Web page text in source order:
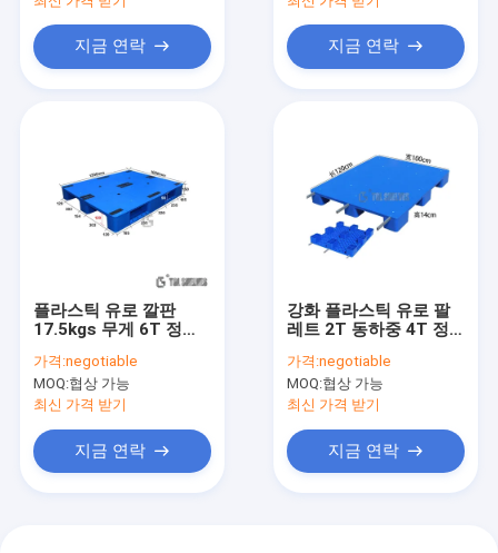
지금 연락 지금 연락
플라스틱 유로 깔판
17.5kgs 무게 6T 정적
가격:negotiable
MOQ:협상 가능
최신 가격 받기
지금 연락
강화 플라스틱 유로 팔
레트 2T 동하중 4T 정
가격:negotiable
MOQ:협상 가능
최신 가격 받기
지금 연락